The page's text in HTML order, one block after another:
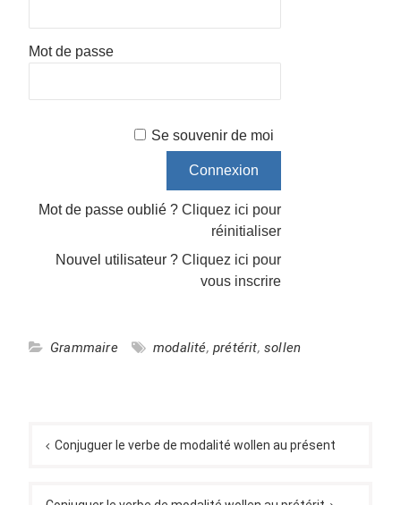
Mot de passe
Se souvenir de moi
Mot de passe oublié ?Cliquez ici pour
réinitialiser
Nouvel utilisateur ?Cliquez ici pour
vous inscrire
Grammaire modalité, prétérit, sollen
de Conjuguer le verbe de modalité wollen au présent